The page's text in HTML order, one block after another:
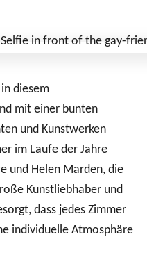
diesem
mit einer bunten
und Kunstwerken
im Laufe der Jahre
und Helen Marden, die
Kunstliebhaber und
dass jedes Zimmer
individuelle Atmosphäre